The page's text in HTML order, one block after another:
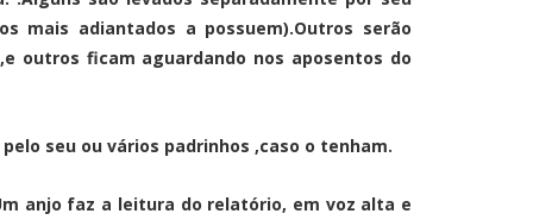
mais adiantados a possuem).Outros serão
outros ficam aguardando nos aposentos do
seu ou vários padrinhos ,caso o tenham.
anjo faz a leitura do relatório, em voz alta e